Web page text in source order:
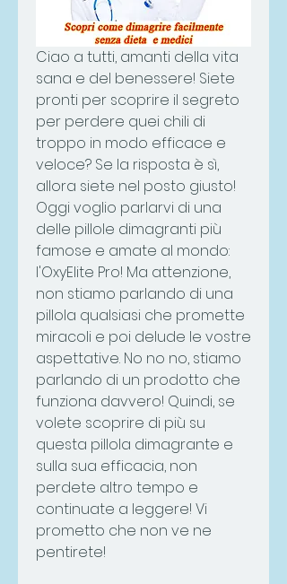
Ciao a tutti, amanti della vita
sana e del benessere! Siete
pronti per scoprire il segreto
per perdere quei chili di
troppo in modo efficace e
veloce? Se la risposta è sì,
allora siete nel posto giusto!
Oggi voglio parlarvi di una
delle pillole dimagranti più
famose e amate al mondo:
l'OxyElite Pro! Ma attenzione,
non stiamo parlando di una
pillola qualsiasi che promette
miracoli e poi delude le vostre
aspettative. No no no, stiamo
parlando di un prodotto che
funziona davvero! Quindi, se
volete scoprire di più su
questa pillola dimagrante e
sulla sua efficacia, non
perdete altro tempo e
continuate a leggere! Vi
prometto che non ve ne
pentirete!